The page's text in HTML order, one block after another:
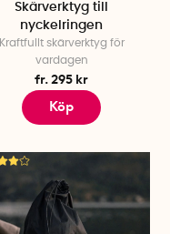
Skärverktyg till
nyckelringen
Kraftfullt skärverktyg för
vardagen
fr. 295 kr
Köp